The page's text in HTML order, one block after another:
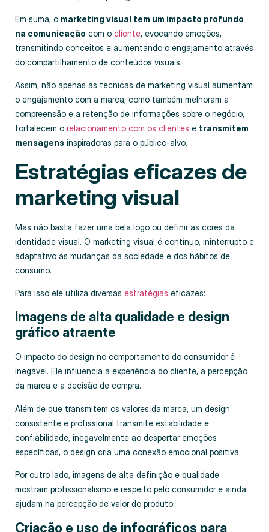
Em suma, o marketing visual tem um impacto profundo
na comunicação com o cliente, evocando emoções,
transmitindo conceitos e aumentando o engajamento através
do compartilhamento de conteúdos visuais.
Assim, não apenas as técnicas de marketing visual aumentam
o engajamento com a marca, como também melhoram a
compreensão e a retenção de informações sobre o negócio,
fortalecem o relacionamento com os clientes e transmitem
mensagens inspiradoras para o público-alvo.
Estratégias eficazes de
marketing visual
Mas não basta fazer uma bela logo ou definir as cores da
identidade visual. O marketing visual é contínuo, ininterrupto e
adaptativo às mudanças da sociedade e dos hábitos de
consumo.
Para isso ele utiliza diversas estratégias eficazes:
Imagens de alta qualidade e design
gráfico atraente
O impacto do design no comportamento do consumidor é
inegável. Ele influencia a experiência do cliente, a percepção
da marca e a decisão de compra.
Além de que transmitem os valores da marca, um design
consistente e profissional transmite estabilidade e
confiabilidade, inegavelmente ao despertar emoções
específicas, o design cria uma conexão emocional positiva.
Por outro lado, imagens de alta definição e qualidade
mostram profissionalismo e respeito pelo consumidor e ainda
ajudam na percepção de valor do produto.
Criação e uso de infográficos para